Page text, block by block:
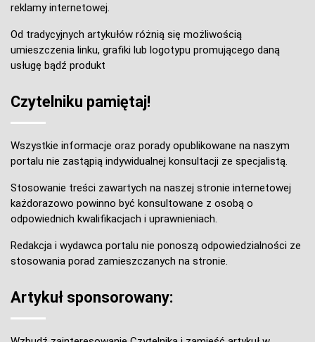
reklamy internetowej.
Od tradycyjnych artykułów różnią się możliwością
umieszczenia linku, grafiki lub logotypu promującego daną
usługę bądź produkt
Czytelniku pamiętaj!
Wszystkie informacje oraz porady opublikowane na naszym
portalu nie zastąpią indywidualnej konsultacji ze specjalistą.
Stosowanie treści zawartych na naszej stronie internetowej
każdorazowo powinno być konsultowane z osobą o
odpowiednich kwalifikacjach i uprawnieniach.
Redakcja i wydawca portalu nie ponoszą odpowiedzialności ze
stosowania porad zamieszczanych na stronie.
Artykuł sponsorowany: